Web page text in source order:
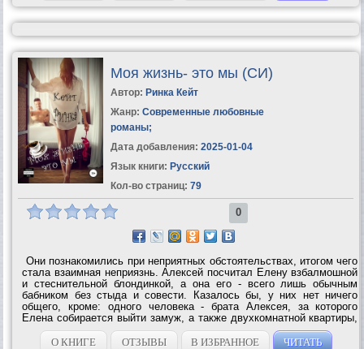
Моя жизнь- это мы (СИ)
Автор: Ринка Кейт
Жанр: Современные любовные
романы;
Дата добавления: 2025-01-04
Язык книги: Русский
Кол-во страниц: 79
0
Они познакомились при неприятных обстоятельствах, итогом чего
стала взаимная неприязнь. Алексей посчитал Елену взбалмошной
и стеснительной блондинкой, а она его - всего лишь обычным
бабником без стыда и совести. Казалось бы, у них нет ничего
общего, кроме: одного человека - брата Алексея, за которого
Елена собирается выйти замуж, а также двухкомнатной квартиры,
в которой вынуждены жить все трое, в тесноте и в обиде. Но
героям...О КНИГЕ ОТЗЫВЫ В ИЗБРАННОЕ ЧИТАТЬ